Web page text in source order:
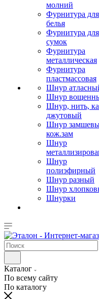
молний
Фурнитура для
белья
Фурнитура для
сумок
Фурнитура
металлическая
Фурнитура
пластмассовая
Шнур
Шнур
Шнур, нить,
джутовый
Шнур
кож.зам
Шнур
Шнур
полиэфирный
Шнур разный
Шнур
Шнурки
Каталог
По всему сайту
По каталогу